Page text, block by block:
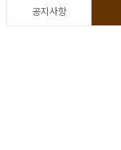
공지사항